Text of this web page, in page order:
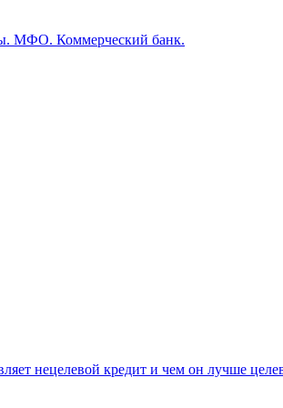
МФО. Коммерческий банк.
нецелевой кредит и чем он лучше